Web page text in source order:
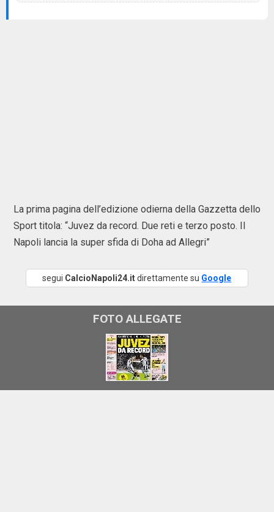
La prima pagina dell’edizione odierna della Gazzetta dello
Sport titola: “Juvez da record. Due reti e terzo posto. Il
Napoli lancia la super sfida di Doha ad Allegri”
segui CalcioNapoli24.itdirettamente su Google
FOTO ALLEGATE